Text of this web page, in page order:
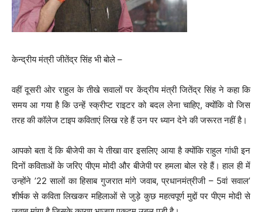
केन्द्रीय मंत्री जीतेंद्र सिंह भी बोले –
वहीं दूसरी ओर राहुल के तीखे सवालों पर केंद्रीय मंत्री जितेंद्र सिंह ने कहा कि
समय आ गया है कि उन्हें स्क्रीप्ट राइटर को बदल लेना चाहिए, क्योंकि वो जिस
तरह की कॉलेज टाइप कविताएं लिख रहे हैं उन पर ध्यान देने की जरूरत नहीं है।
आपको बता दें कि बीजेपी का ये तीखा वार इसलिए आया है क्योंकि राहुल गांधी इन
दिनों कविताओं के जरिए पीएम मोदी और बीजेपी पर हमला बोल रहे हैं। हाल ही में
उन्होंने ’22 सालों का हिसाब गुजरात मांगे जवाब, प्रधानमंत्रीजी – 5वां सवाल’
शीर्षक से कविता लिखकर महिलाओं से जुड़े कुछ महत्वपूर्ण मुद्दों पर पीएम मोदी से